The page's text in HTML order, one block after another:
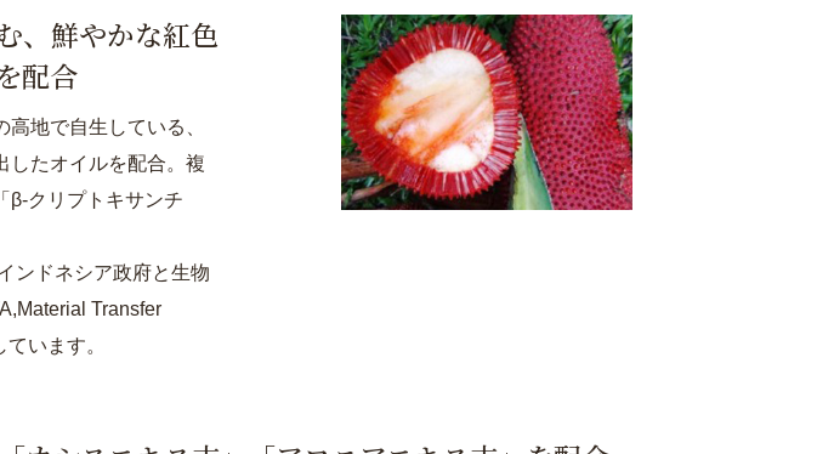
、鮮やかな紅色
配合
地で自生している、
したオイルを配合。複
β-クリプトキサンチ
ンドネシア政府と生物
Transfer
います。